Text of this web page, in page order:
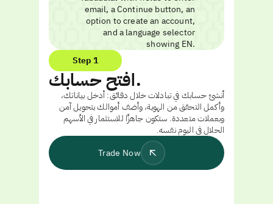
Step 1
افتح حسابك.
أنشئ حسابك في تبادلات خلال دقائق: أدخل بياناتك،
وأكمل التحقق من الهوية، وأضف أموالك بتحويل آمن
وبعملات متعددة. ستكون جاهزًا للاستثمار في الأسهم
الحلال في اليوم نفسه.
Trade Now